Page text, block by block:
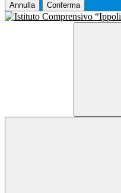
Annulla Conferma